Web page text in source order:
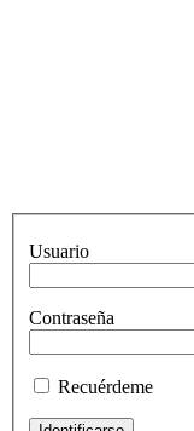
Usuario
Contraseña
Recuérdeme